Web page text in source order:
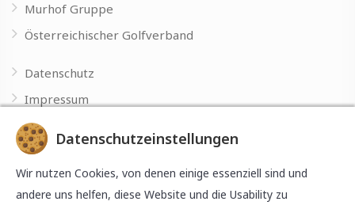
Murhof Gruppe
Österreichischer Golfverband
Datenschutz
Impressum
Made with by
Datenschutzeinstellungen
Wir nutzen Cookies, von denen einige essenziell sind und
andere uns helfen, diese Website und die Usability zu